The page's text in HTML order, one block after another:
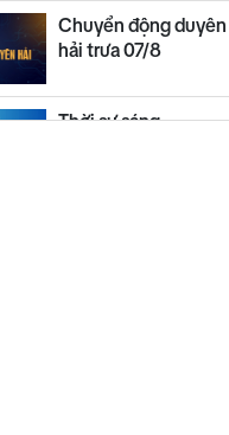
Chuyển động duyên
hải trưa 07/8
Thời sự sáng